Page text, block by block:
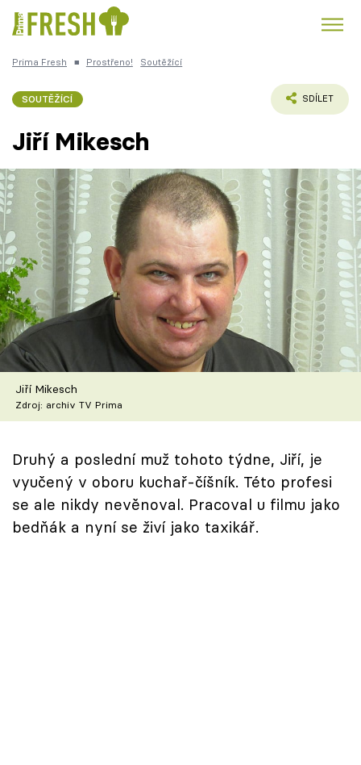
Česká kuchyně
Témata
Recepty
Články
TV Program
Škola vaření
Recepty z TV
Speciál: Cuketa
Těhotnej kuchař
Sledujte prima+
Prima Fresh ■ Prostřeno! Soutěžící
SOUTĚŽÍCÍ SDÍLET
Jiří Mikesch
Jiří Mikesch
Zdroj: archiv TV Prima
Druhý a poslední muž tohoto týdne, Jiří, je
vyučený v oboru kuchař-číšník. Této profesi
se ale nikdy nevěnoval. Pracoval u filmu jako
bedňák a nyní se živí jako taxikář.